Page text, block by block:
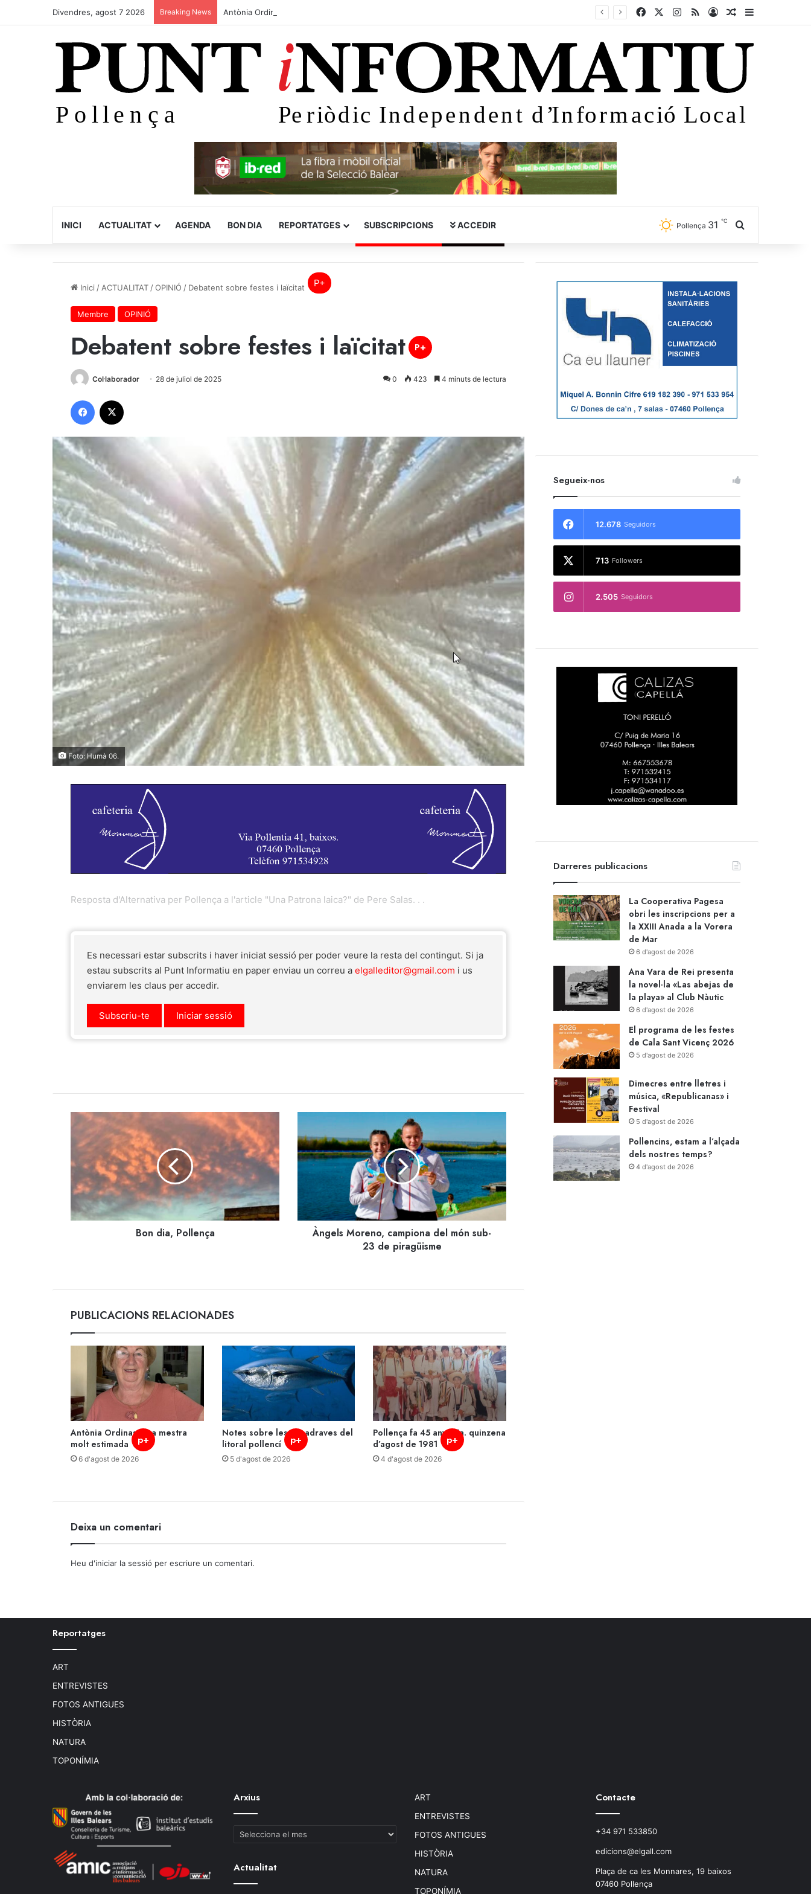
Divendres, agost 7 2026 Breaking News Antònia Ordinas, una mestra molt estimada FacebookInstagram
RSSIniciar sessió
Article aleatori
Sidebar
INICI ACTUALITAT AGENDA BON DIA REPORTATGES SUBSCRIPCIONS ACCEDIR Pollença 31 ℃
Inici / ACTUALITAT /OPINIÓ / Debatent sobre festes i laïcitat P+
Membre OPINIÓ
Debatent sobre festes i laïcitat P+
Col·laborador 28 de juliol de 2025 0 423 4 minuts de lectura
Facebook
Foto: Humà 06.
Resposta d'Alternativa per Pollença a l'article "Una Patrona laica?" de Pere Salas. . .
Es necessari estar subscrits i haver iniciat sessió per poder veure la resta del contingut. Si ja
estau subscrits al Punt Informatiu en paper enviau un correu a elgalleditor@gmail.com i us
enviarem les claus per accedir.
Subscriu-te Iniciar sessió
Bon
dia,
Pollença
Bon dia, Pollença
campiona
del
món
de
piragüisme
Àngels Moreno, campiona del món sub-
23 de piragüisme
PUBLICACIONS RELACIONADES
Antònia Ordinas, una mestra
molt estimada
p+
6 d'agost de 2026
Notes sobre les almadraves del
litoral pollencí
p+
5 d'agost de 2026
Pollença fa 45 anys: 1a. quinzena
d’agost de 1981
p+
4 d'agost de 2026
Deixa un comentari
Heu d'iniciar la sessió per escriure un comentari.
Segueix-nos
12.678 Seguidors
713 Followers
2.505 Seguidors
Darreres publicacions
La Cooperativa Pagesa
obri les inscripcions per a
la XXIII Anada a la Vorera
de Mar
6 d'agost de 2026
Ana Vara de Rei presenta
la novel·la «Las abejas de
la playa» al Club Nàutic
6 d'agost de 2026
El programa de les festes
de Cala Sant Vicenç 2026
5 d'agost de 2026
Dimecres entre lletres i
música, «Republicanas» i
Festival
5 d'agost de 2026
Pollencins, estam a l’alçada
dels nostres temps?
4 d'agost de 2026
Reportatges
ART
ENTREVISTES
FOTOS ANTIGUES
HISTÒRIA
NATURA
TOPONÍMIA
Arxius
Arxius
Actualitat
ART
ENTREVISTES
FOTOS ANTIGUES
HISTÒRIA
NATURA
TOPONÍMIA
Contacte
+34 971 533850
edicions@elgall.com
Plaça de ca les Monnares, 19 baixos
07460 Pollença